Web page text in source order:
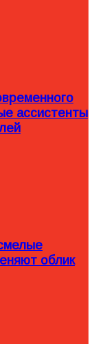
ассистенты
облик